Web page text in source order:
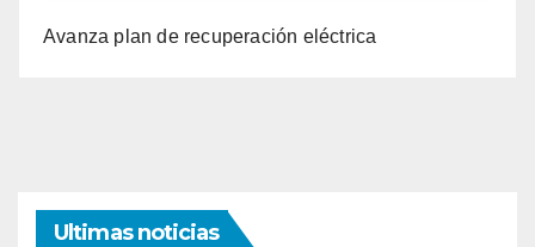
Avanza plan de recuperación eléctrica
Ultimas noticias